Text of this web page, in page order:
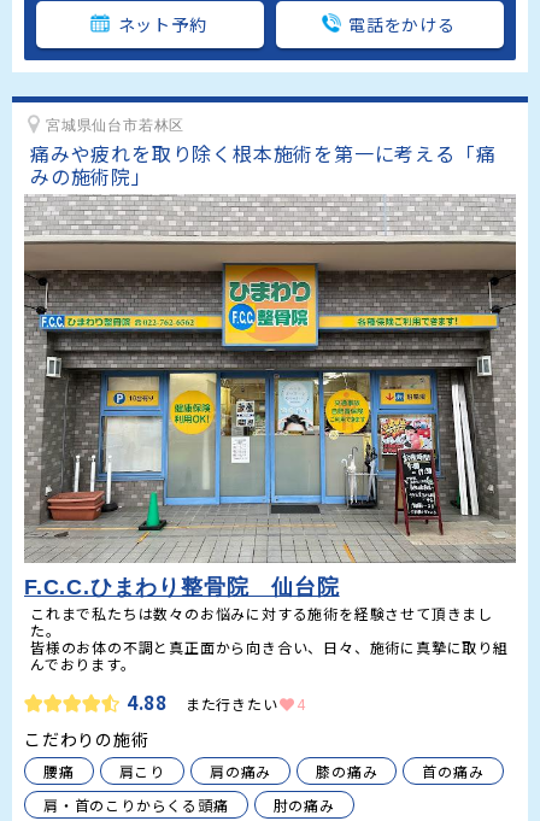
ネット予約 電話をかける
宮城県仙台市若林区
痛みや疲れを取り除く根本施術を第一に考える「痛
みの施術院」
F.C.C.ひまわり整骨院 仙台院
これまで私たちは数々のお悩みに対する施術を経験させて頂きまし
た。
皆様のお体の不調と真正面から向き合い、日々、施術に真摯に取り組
んでおります。
4.88 また行きたい 4
こだわりの施術
腰痛 肩こり 肩の痛み 膝の痛み
首の痛み
肩・首のこりからくる頭痛
肘の痛み